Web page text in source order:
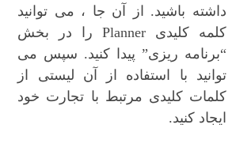
داشته باشید. از آن جا ، می توانید
کلمه کلیدی Planner را در بخش
“برنامه ریزی” پیدا کنید. سپس می
توانید با استفاده از آن لیستی از
کلمات کلیدی مرتبط با تجارت خود
ایجاد کنید.